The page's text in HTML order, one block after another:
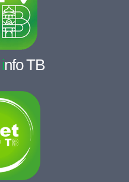
info TB